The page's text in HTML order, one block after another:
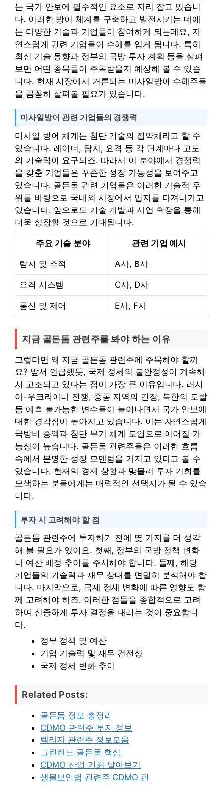
는 국가 안보에 필수적인 요소로 자리 잡고 있습니
다. 이러한 방어 체계를 구축하고 발전시키는 데에
는 다양한 기술과 기업들이 참여하게 되는데요, 자
연스럽게 관련 기업들이 수혜를 입게 됩니다. 특히
최신 기술 동향과 정부의 국방 투자 계획 등을 살펴
보면 어떤 종목들이 주목받을지 예상해 볼 수 있습
니다. 현재 시장에서 거론되는 미사일방어 수혜주들
을 꼼꼼히 살펴볼 필요가 있습니다.
미사일방어 관련 기업들의 경쟁력
미사일 방어 체계는 첨단 기술의 집약체라고 할 수
있습니다. 레이더, 탐지, 요격 등 각 단계마다 고도
의 기술력이 요구되죠. 따라서 이 분야에서 경쟁력
을 갖춘 기업들은 꾸준한 성장 가능성을 보여주고
있습니다. 골든돔 관련 기업들은 이러한 기술적 우
위를 바탕으로 국내외 시장에서 입지를 다져나가고
있습니다. 앞으로도 기술 개발과 사업 확장을 통해
더욱 성장할 것으로 기대됩니다.
주요 기술 분야 관련 기업 예시
탐지 및 추적 A사, B사
요격 시스템 C사, D사
통신 및 제어 E사, F사
지금 골든돔 관련주를 봐야 하는 이유
그렇다면 왜 지금 골든돔 관련주에 주목해야 할까
요? 앞서 언급했듯, 국제 정세의 불안정성이 계속해
서 고조되고 있다는 점이 가장 큰 이유입니다. 러시
아-우크라이나 전쟁, 중동 지역의 긴장, 북한의 도발
등 예측 불가능한 변수들이 늘어나면서 국가 안보에
대한 경각심이 높아지고 있습니다. 이는 자연스럽게
국방비 증액과 첨단 무기 체계 도입으로 이어질 가
능성이 높습니다. 골든돔 관련주들은 이러한 흐름
속에서 분명한 성장 모멘텀을 가지고 있다고 볼 수
있습니다. 현재의 경제 상황과 맞물려 투자 기회를
모색하는 분들에게는 매력적인 선택지가 될 수 있습
니다.
투자 시 고려해야 할 점
골든돔 관련주에 투자하기 전에 몇 가지를 더 생각
해 볼 필요가 있어요. 첫째, 정부의 국방 정책 변화
나 예산 배정 추이를 주시해야 합니다. 둘째, 해당
기업들의 기술력과 재무 상태를 면밀히 분석해야 합
니다. 마지막으로, 국제 정세 변화에 따른 영향도 함
께 고려해야 하죠. 이러한 점들을 종합적으로 고려
하여 신중하게 투자 결정을 내리는 것이 중요합니
다.
정부 정책 및 예산
기업 기술력 및 재무 건전성
국제 정세 변화 추이
Related Posts:
골든돔 정보 총정리
CDMO 관련주 투자 정보
렉라자 관련주 정보모음
그린랜드 골든돔 핵심
CDMO 산업 기회 알아보기
생물보안법 관련주 CDMO 판